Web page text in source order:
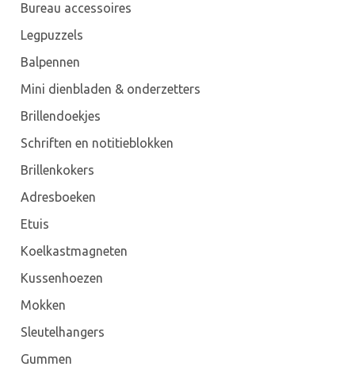
Bureau accessoires
Legpuzzels
Balpennen
Mini dienbladen & onderzetters
Brillendoekjes
Schriften en notitieblokken
Brillenkokers
Adresboeken
Etuis
Koelkastmagneten
Kussenhoezen
Mokken
Sleutelhangers
Gummen